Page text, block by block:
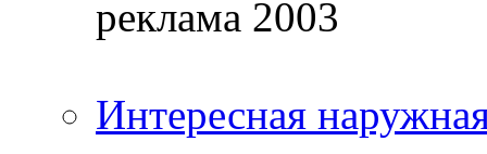
Интересная